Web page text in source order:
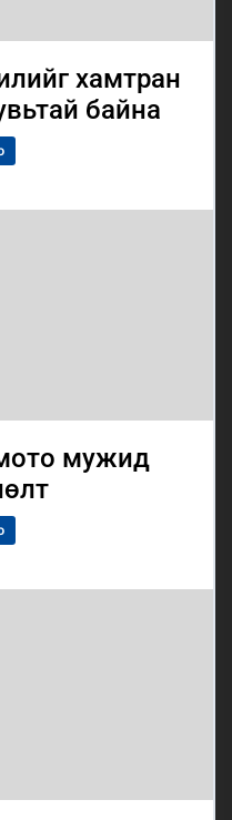
хамтран
байна
мужид